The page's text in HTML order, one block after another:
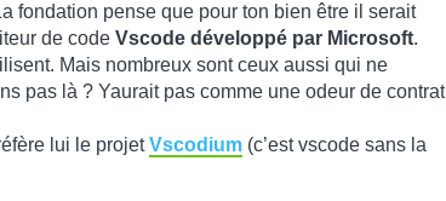
fondation pense que pour ton bien être il serait
de code Vscode développé par Microsoft.
Mais nombreux sont ceux aussi qui ne
pas là ? Yaurait pas comme une odeur de contrat
lui le projetVscodium (c’est vscode sans la